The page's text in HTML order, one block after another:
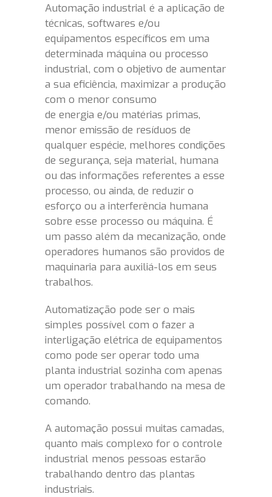
Automação industrial é a aplicação de
técnicas, softwares e/ou
equipamentos específicos em uma
determinada máquina ou processo
industrial, com o objetivo de aumentar
a sua eficiência, maximizar a produção
com o menor consumo
de energia e/ou matérias primas,
menor emissão de resíduos de
qualquer espécie, melhores condições
de segurança, seja material, humana
ou das informações referentes a esse
processo, ou ainda, de reduzir o
esforço ou a interferência humana
sobre esse processo ou máquina. É
um passo além da mecanização, onde
operadores humanos são providos de
maquinaria para auxiliá-los em seus
trabalhos.
Automatização pode ser o mais
simples possível com o fazer a
interligação elétrica de equipamentos
como pode ser operar todo uma
planta industrial sozinha com apenas
um operador trabalhando na mesa de
comando.
A automação possui muitas camadas,
quanto mais complexo for o controle
industrial menos pessoas estarão
trabalhando dentro das plantas
industriais.